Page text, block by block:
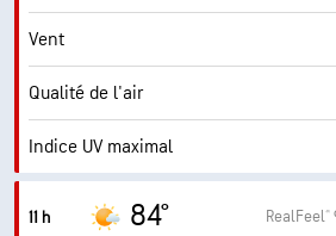
Vent
Qualité de l'air
Indice UV maximal
11 h 84° RealFeel®